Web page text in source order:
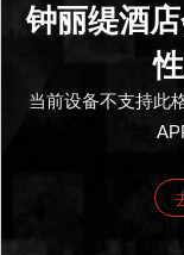
钟丽缇酒
当前设备不支持此